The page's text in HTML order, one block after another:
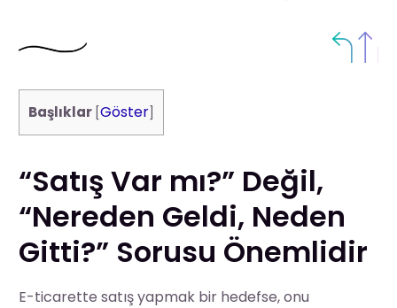
Başlıklar [Göster
“Satış Var mı?” Değil,
“Nereden Geldi, Neden
Gitti?” Sorusu Önemlidir
E-ticarette satış yapmak bir hedefse, onu